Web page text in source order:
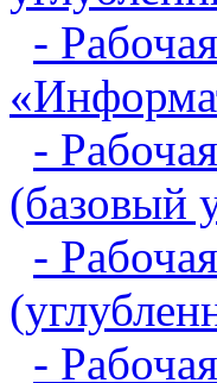
-
-
(базовый
-
-